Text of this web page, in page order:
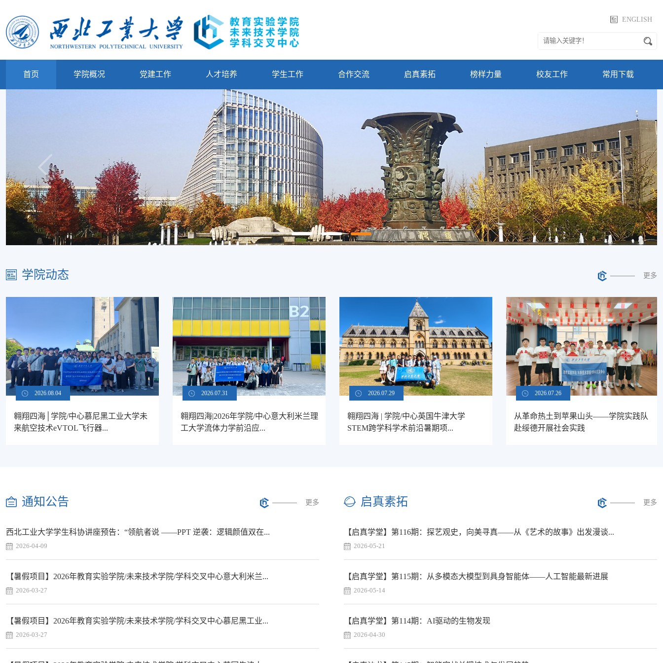
ENGLISH
首页 学院概况 党建工作 人才培养 学生工作 合作交流 启真素拓 榜样力量 校友工作 常用下载
学院动态 更多
2026.08.04
翱翔四海│学院/中心慕尼黑工业大学未
来航空技术eVTOL飞行器...
2026.07.31
翱翔四海|2026年学院/中心意大利米兰理
工大学流体力学前沿应...
2026.07.29
翱翔四海 | 学院/中心英国牛津大学
STEM跨学科学术前沿暑期项...
2026.07.26
从革命热土到苹果山头——学院实践队
赴绥德开展社会实践
通知公告 更多
西北工业大学学生科协讲座预告：“领航者说 ——PPT 逆袭：逻辑颜值双在...
2026-04-09
【暑假项目】2026年教育实验学院/未来技术学院/学科交叉中心意大利米兰...
2026-03-27
【暑假项目】2026年教育实验学院/未来技术学院/学科交叉中心慕尼黑工业...
2026-03-27
启真素拓 更多
【启真学堂】第116期：探艺观史，向美寻真——从《艺术的故事》出发漫谈...
2026-05-21
【启真学堂】第115期：从多模态大模型到具身智能体——人工智能最新进展
2026-05-14
【启真学堂】第114期：AI驱动的生物发现
2026-04-30